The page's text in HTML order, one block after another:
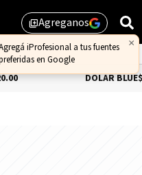
library_addAgreganos
DÓLAR BLUE$1,530.00